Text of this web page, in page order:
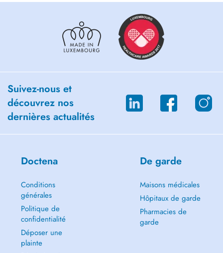
Suivez-nous et
découvrez nos
dernières actualités
Doctena
Conditions
générales
Politique de
confidentialité
Déposer une
plainte
De garde
Maisons médicales
Hôpitaux de garde
Pharmacies de
garde